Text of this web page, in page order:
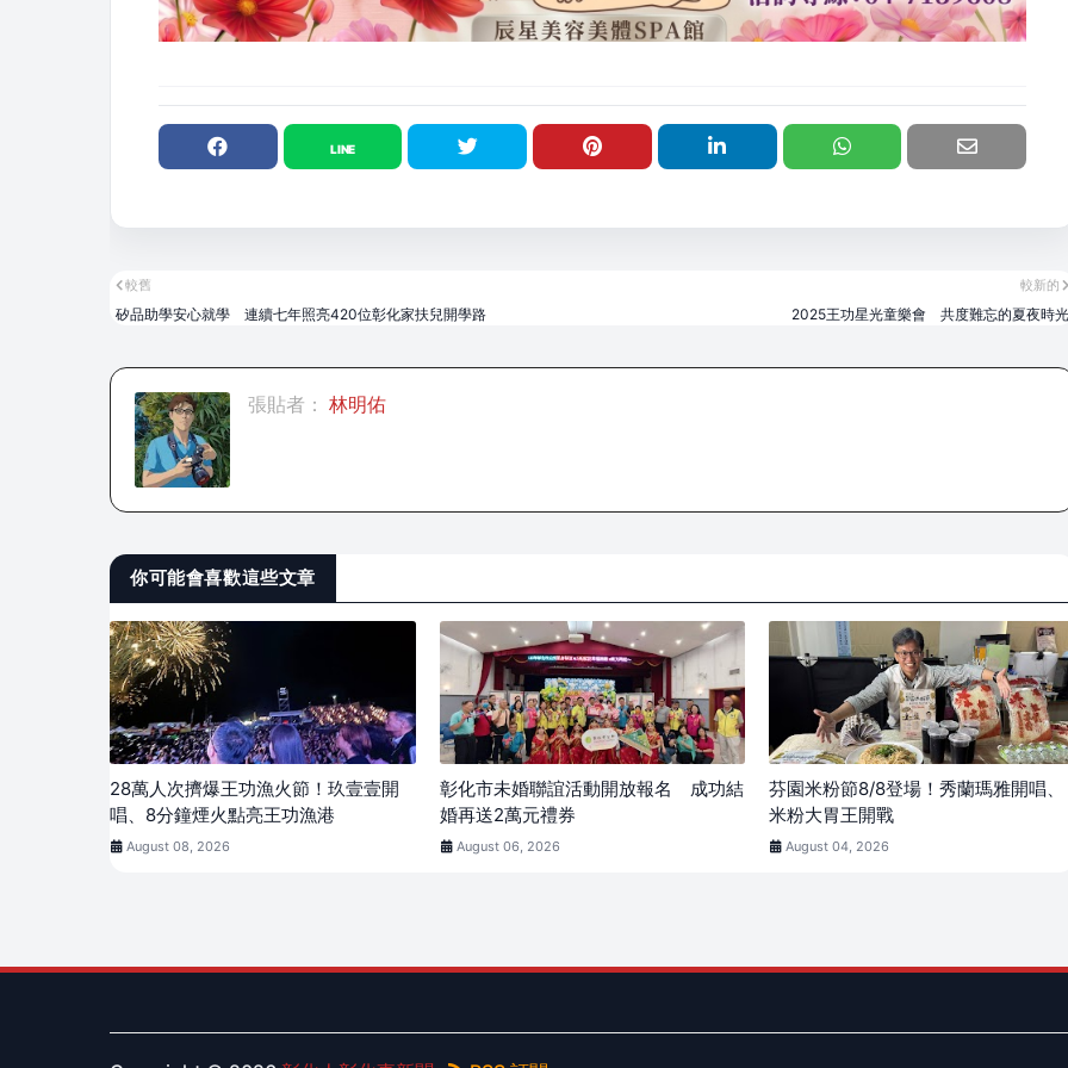
較新的
2025王功星光童樂會 共度難忘的夏夜時光
較舊
矽品助學安心就學 連續七年照亮420位彰化家扶兒開學路
張貼者： 林明佑
你可能會喜歡這些文章
28萬人次擠爆王功漁火節！玖壹壹開
唱、8分鐘煙火點亮王功漁港
August 08, 2026
彰化市未婚聯誼活動開放報名 成功結
婚再送2萬元禮券
August 06, 2026
芬園米粉節8/8登場！秀蘭瑪雅開唱、
米粉大胃王開戰
August 04, 2026